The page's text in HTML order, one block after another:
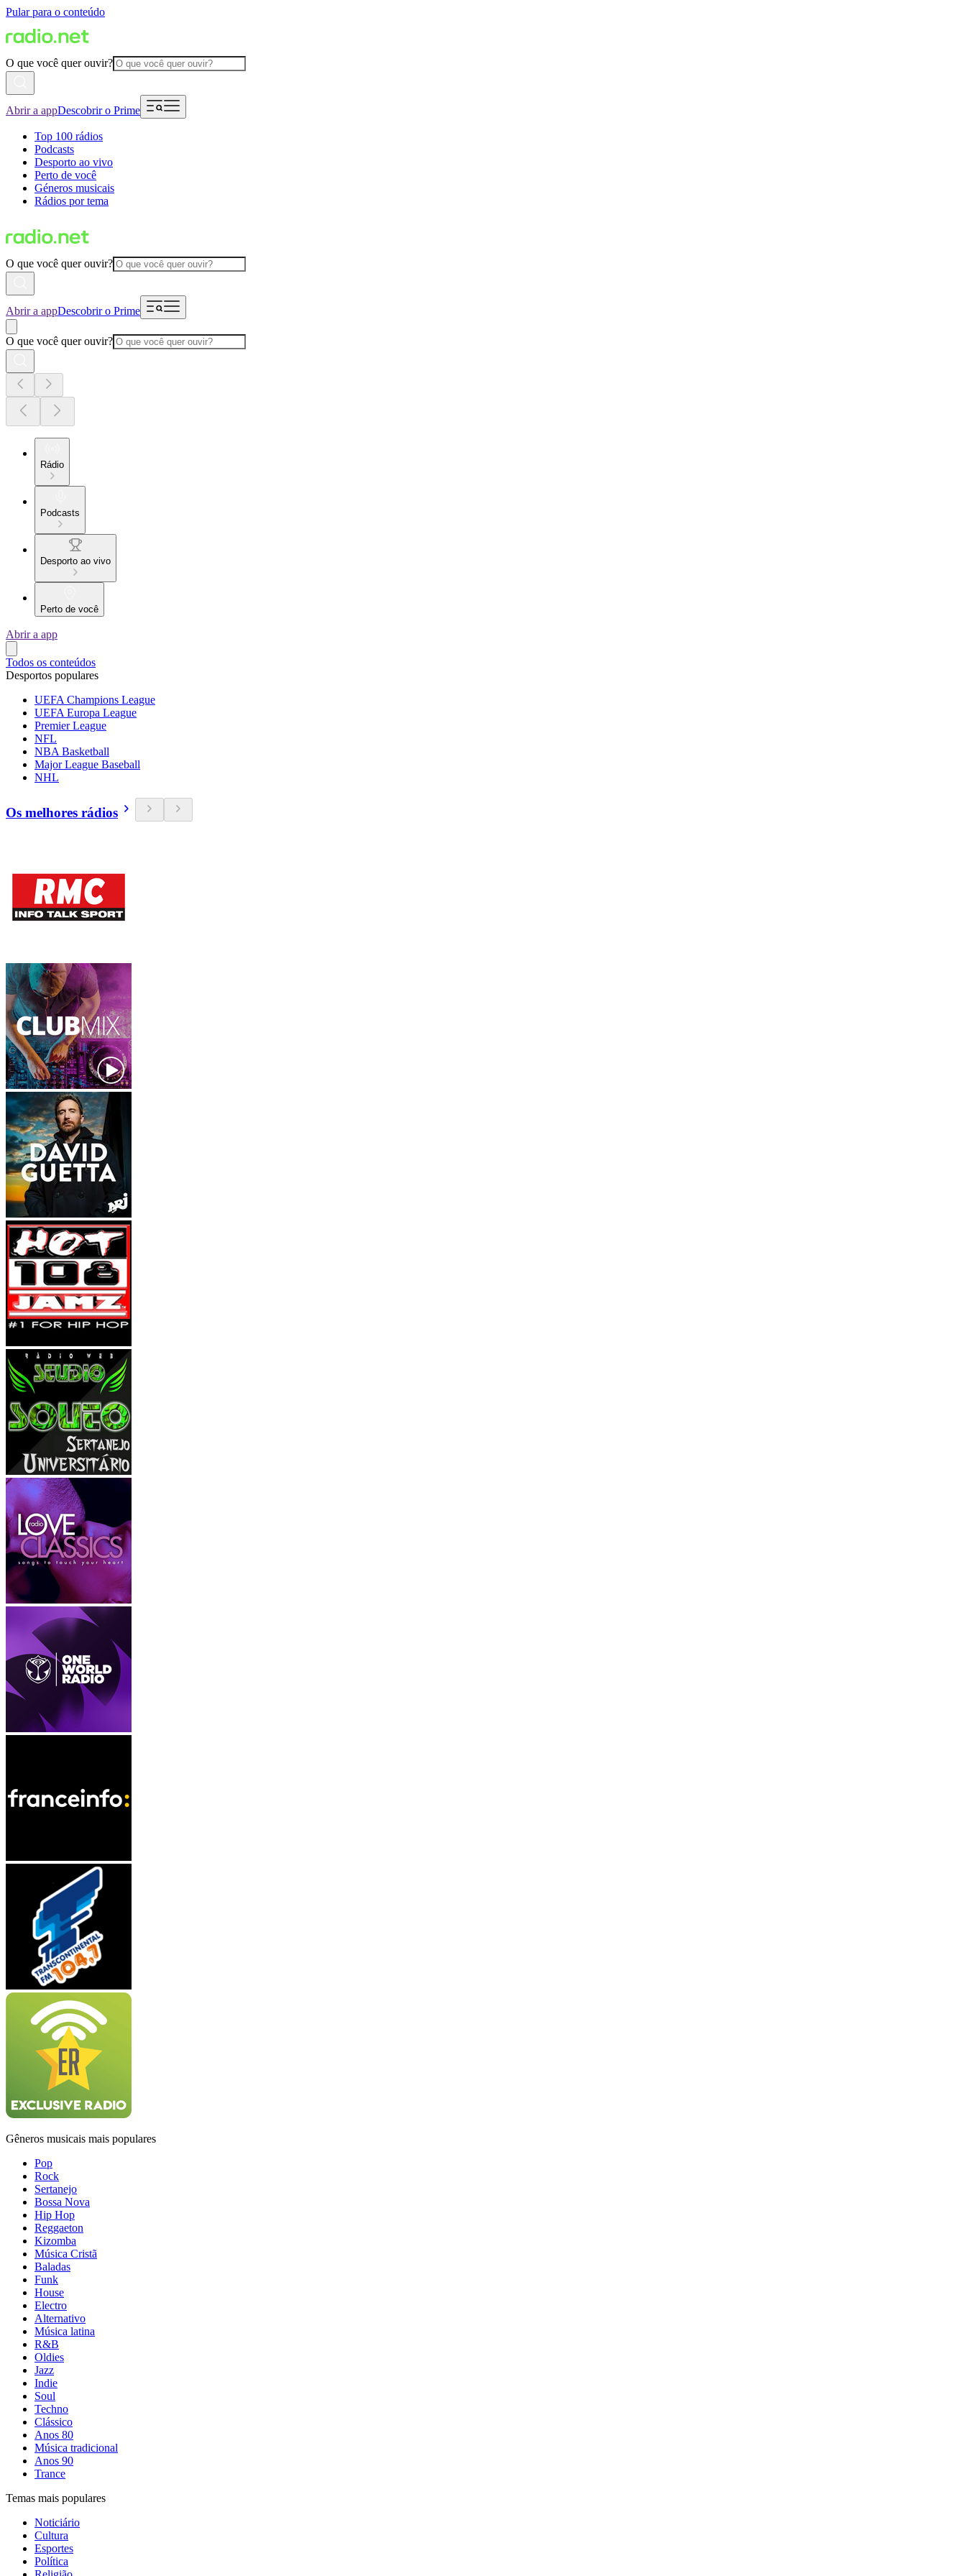
Pular para o conteúdo
O que você quer ouvir?
Abrir a appDescobrir o Prime
Top 100 rádios
Podcasts
Desporto ao vivo
Perto de você
Géneros musicais
Rádios por tema
O que você quer ouvir?
Abrir a appDescobrir o Prime
O que você quer ouvir?
Rádio
Podcasts
Desporto ao vivo
Perto de você
Abrir a app
Todos os conteúdos
Desportos populares
UEFA Champions League
UEFA Europa League
Premier League
NFL
NBA Basketball
Major League Baseball
NHL
Os melhores rádios
Gêneros musicais mais populares
Pop
Rock
Sertanejo
Bossa Nova
Hip Hop
Reggaeton
Kizomba
Música Cristã
Baladas
Funk
House
Electro
Alternativo
Música latina
R&B
Oldies
Jazz
Indie
Soul
Techno
Clássico
Anos 80
Música tradicional
Anos 90
Trance
Temas mais populares
Noticiário
Cultura
Esportes
Política